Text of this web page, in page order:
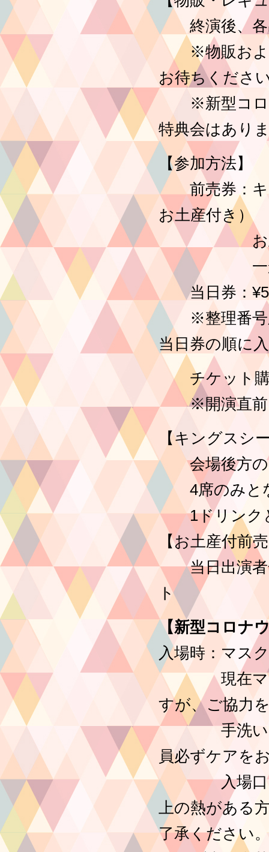
終演後、各
※物販および
お待ちくださ
※新型コロナ
特典会はあり
【参加方法】
前売券：キン
お土産付き）
お土産付
一般前売
当日券：
※整理番号
当日券の順に
チケット購
※開演直前ま
【キングスシ
会場後方の高
4席のみとな
1ドリンクと
【お土産付前
当日出演者全
ト
【新型コロナ
入場時：マス
現在マスク
すが、ご協力
手洗いジェ
員必ずケアを
入場口にて
上の熱がある
了承ください